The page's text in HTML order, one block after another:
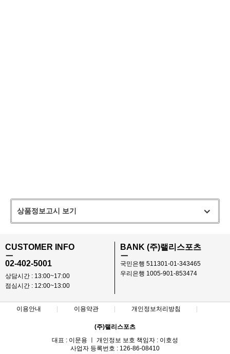
상품정보고시 보기
CUSTOMER INFO
ㅡ
02-402-5001
상담시간 : 13:00~17:00
점심시간 : 12:00~13:00
BANK (주)랠리스포츠
ㅡ
국민은행 511301-01-343465
우리은행 1005-901-853474
이용안내 이용약관 개인정보처리방침
(주)랠리스포츠
대표 : 이문용 ㅣ 개인정보 보호 책임자 : 이호성
사업자 등록번호 : 126-86-08410